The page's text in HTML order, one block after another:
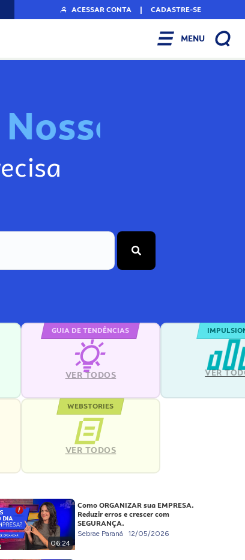
ACESSAR CONTA | CADASTRE-SE
MENU
Nosso
GUIA DE TENDÊNCIAS
VER TODOS VER
WEBSTORIES
VER TODOS
06:24
Como ORGANIZAR sua EMPRESA.
Reduzir erros e crescer com
SEGURANÇA.
Sebrae Paraná 12/05/2026